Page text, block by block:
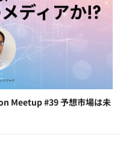
Meetup #39 予想市場は未